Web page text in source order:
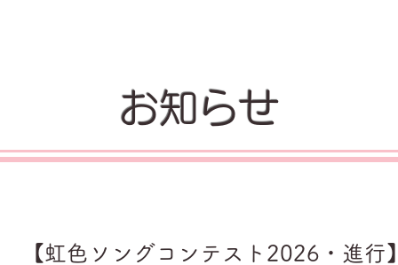
お知らせ
【虹色ソングコンテスト2026・進行